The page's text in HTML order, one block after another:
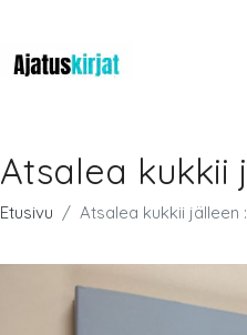
Atsalea kukkii
Etusivu Atsalea kukkii